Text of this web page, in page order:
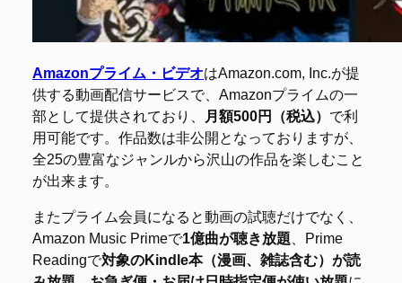
Amazonプライム・ビデオはAmazon.com, Inc.が提
供する動画配信サービスで、Amazonプライムの一
部として提供されており、
月額500円（税込） で利
用可能です。作品数は非公開となっておりますが、
全25の豊富なジャンルから沢山の作品を楽しむこと
が出来ます。
またプライム会員になると動画の試聴だけでなく、
Amazon Music Primeで1億曲が聴き放題 、Prime
Readingで対象のKindle本（漫画、雑誌含む）が読